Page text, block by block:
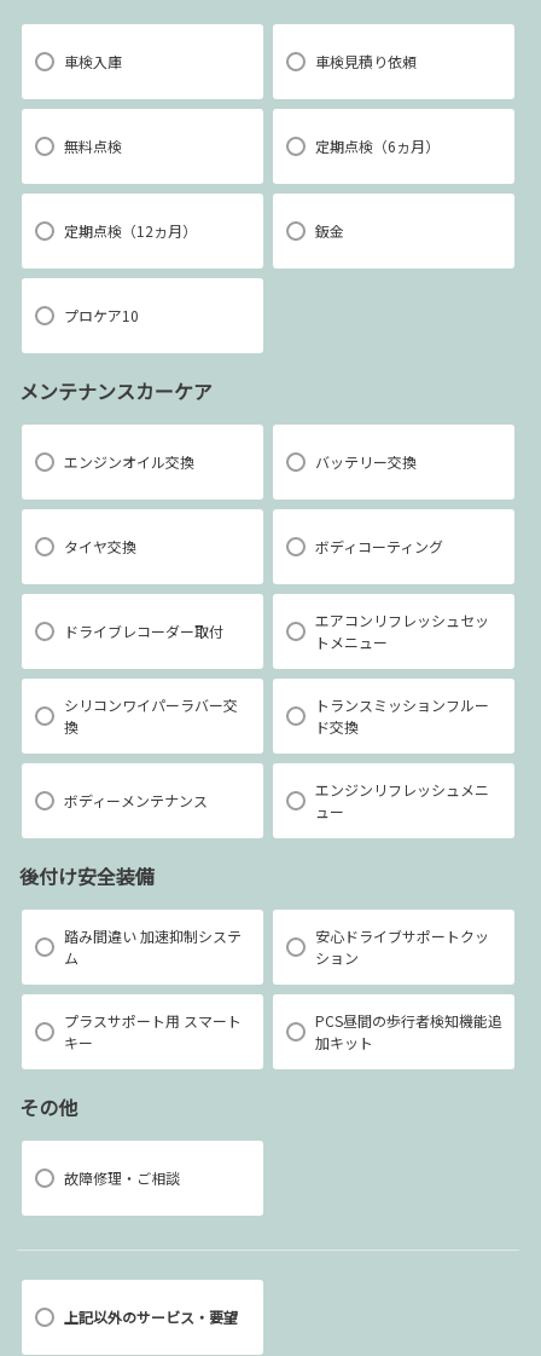
車検入庫 車検見積り依頼
無料点検 定期点検（6ヵ月）
定期点検（12ヵ月） 鈑金
プロケア10
メンテナンスカーケア
エンジンオイル交換 バッテリー交換
タイヤ交換 ボディコーティング
ドライブレコーダー取付
エアコンリフレッシュセッ
トメニュー
シリコンワイパーラバー交
換
トランスミッションフルー
ド交換
ボディーメンテナンス
エンジンリフレッシュメニ
ュー
後付け安全装備
踏み間違い 加速抑制システ
ム
安心ドライブサポートクッ
ション
プラスサポート用 スマート
キー
PCS昼間の歩行者検知機能追
加キット
その他
故障修理・ご相談
上記以外のサービス・要望